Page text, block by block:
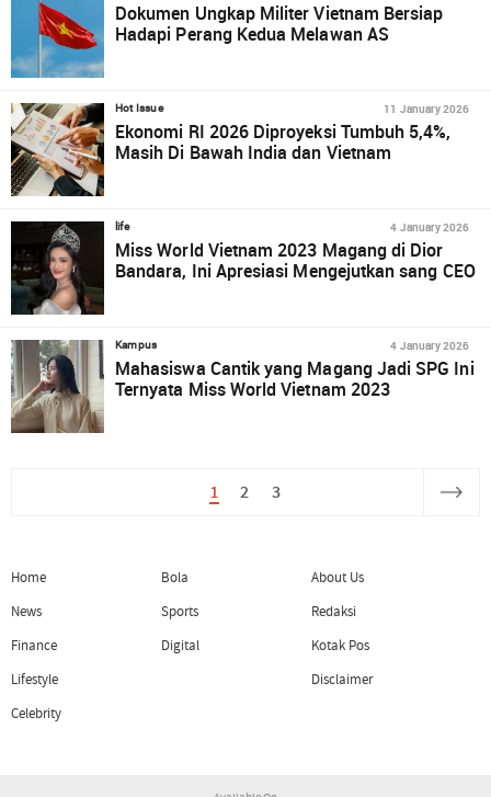
Dokumen Ungkap Militer Vietnam Bersiap
Hadapi Perang Kedua Melawan AS
Hot Issue 11 January 2026
Ekonomi RI 2026 Diproyeksi Tumbuh 5,4%,
Masih Di Bawah India dan Vietnam
life 4 January 2026
Miss World Vietnam 2023 Magang di Dior
Bandara, Ini Apresiasi Mengejutkan sang CEO
Kampus 4 January 2026
Mahasiswa Cantik yang Magang Jadi SPG Ini
Ternyata Miss World Vietnam 2023
1 2 3
Home
News
Finance
Lifestyle
Celebrity
Bola
Sports
Digital
About Us
Redaksi
Kotak Pos
Disclaimer